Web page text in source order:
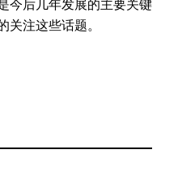
今后几年发展的主要关键
关注这些话题。